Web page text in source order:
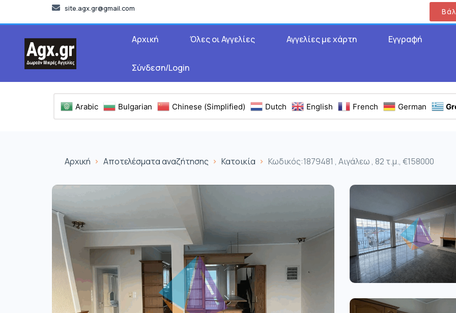
site.agx.gr@gmail.com
Αρχική Όλες οι Αγγελίες Αγγελίες με χάρτη Εγγραφή
Σύνδεση/Login
Arabic Bulgarian Chinese (Simplified) Dutch English French German
Αρχική Αποτελέσματα αναζήτησης Κατοικία Κωδικός:1879481 , Αιγάλεω , 82 τ.μ., €158000